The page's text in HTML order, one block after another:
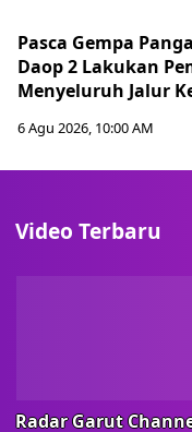
Pasca Gempa
Daop 2 Lakukan
Menyeluruh Jalur
6 Agu 2026, 10:00 AM
Video Terbaru
Radar Garut